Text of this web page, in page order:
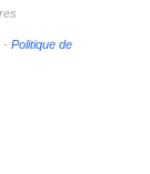
- Politique de